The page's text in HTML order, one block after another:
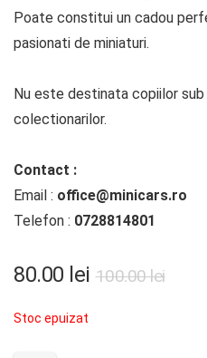
Poate constitui un cadou
pasionati de miniaturi.
Nu este destinata copiilor
colectionarilor.
Contact :
Email : office@minicars.ro
Telefon : 0728814801
100.00lei
80.00 lei
Stoc epuizat